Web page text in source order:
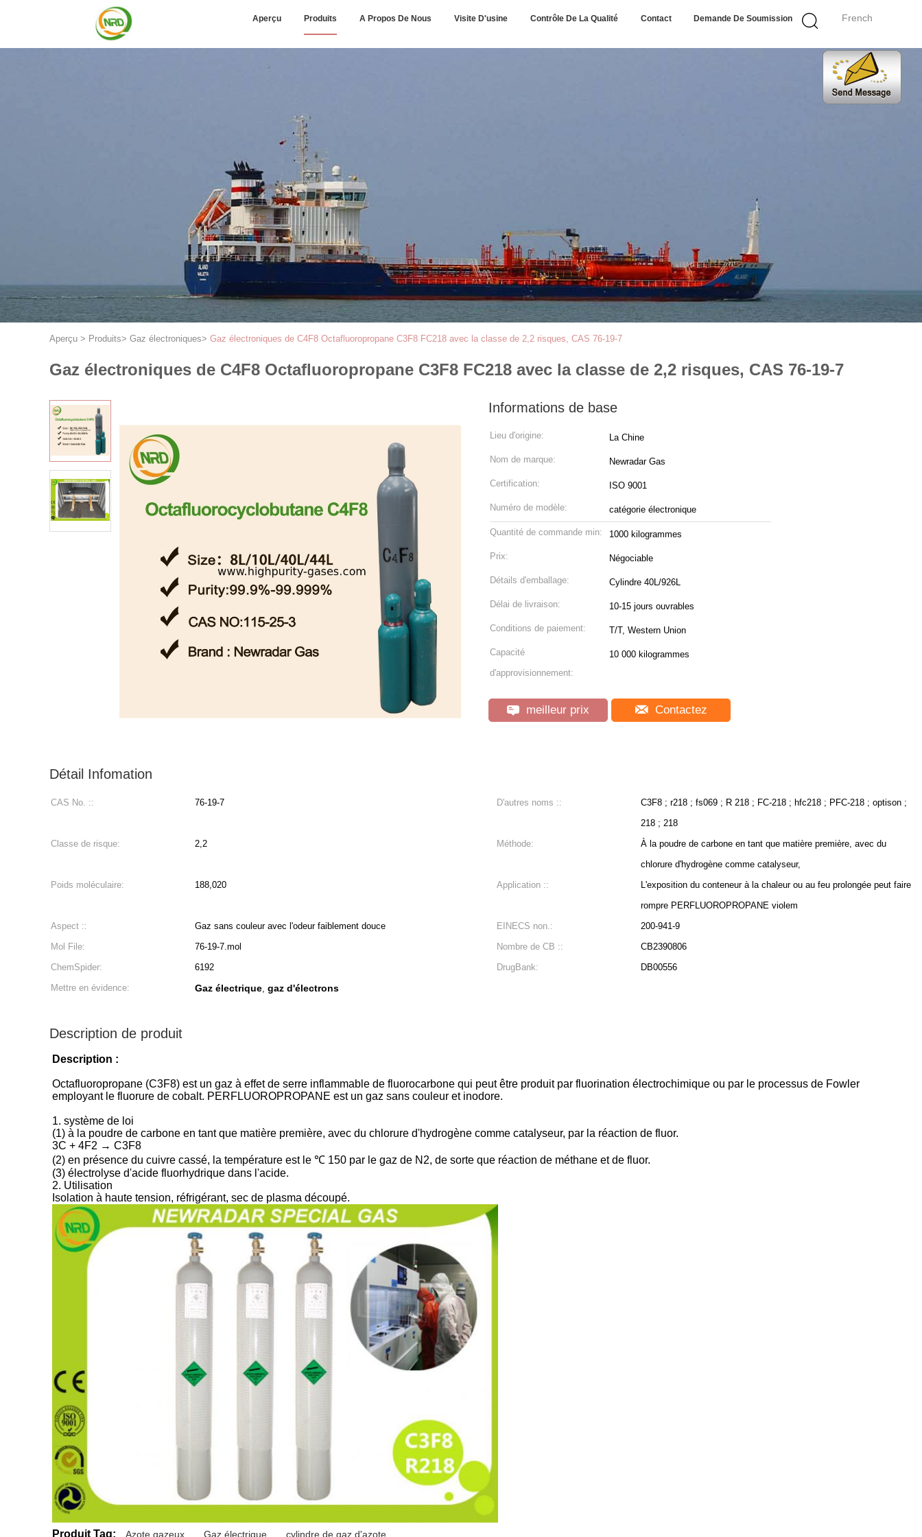
French
Aperçu Produits A Propos De Nous Visite D'usine Contrôle De La Qualité Contact Demande De Soumission
Aperçu > Produits> Gaz électroniques> Gaz électroniques de C4F8 Octafluoropropane C3F8 FC218 avec la classe de 2,2 risques, CAS 76-19-7
Gaz électroniques de C4F8 Octafluoropropane C3F8 FC218 avec la classe de 2,2 risques, CAS 76-19-7
Informations de base
Lieu d'origine: La Chine
Nom de marque: Newradar Gas
Certification: ISO 9001
Numéro de modèle: catégorie électronique
Quantité de commande min: 1000 kilogrammes
Prix: Négociable
Détails d'emballage: Cylindre 40L/926L
Délai de livraison: 10-15 jours ouvrables
Conditions de paiement: T/T, Western Union
Capacité
d'approvisionnement:
10 000 kilogrammes
meilleur prix Contactez
Détail Infomation
CAS No. :: 76-19-7 D'autres noms ::
C3F8 ; r218 ; fs069 ; R 218 ; FC-218 ; hfc218 ; PFC-218 ; optison ;
218 ; 218
Classe de risque:
2,2 Méthode:
À la poudre de carbone en tant que matière première, avec du
chlorure d'hydrogène comme catalyseur,
Poids moléculaire:
188,020 Application ::
L'exposition du conteneur à la chaleur ou au feu prolongée peut faire
rompre PERFLUOROPROPANE violem
Aspect ::
Gaz sans couleur avec l'odeur faiblement douce EINECS non.:
200-941-9
Mol File:
76-19-7.mol Nombre de CB ::
CB2390806
ChemSpider:
6192 DrugBank:
DB00556
Mettre en évidence:
Gaz électrique, gaz d'électrons
Description de produit
Description :
Octafluoropropane (C3F8) est un gaz à effet de serre inflammable de fluorocarbone qui peut être produit par fluorination électrochimique ou par le processus de Fowler
employant le fluorure de cobalt. PERFLUOROPROPANE est un gaz sans couleur et inodore.
1. système de loi
(1) à la poudre de carbone en tant que matière première, avec du chlorure d'hydrogène comme catalyseur, par la réaction de fluor.
3C + 4F2 → C3F8
(2) en présence du cuivre cassé, la température est le ℃ 150 par le gaz de N2, de sorte que réaction de méthane et de fluor.
(3) électrolyse d'acide fluorhydrique dans l'acide.
2. Utilisation
Isolation à haute tension, réfrigérant, sec de plasma découpé.
Produit Tag: Azote gazeux Gaz électrique cylindre de gaz d'azote